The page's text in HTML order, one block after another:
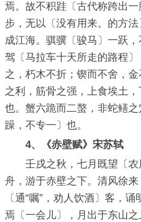
焉。故不积跬〔古代称跨出一
步，无以〔没有用来。的方
成江海。骐骥〔骏马〕一跃
驾〔马拉车十天所走的路程
之，朽木不折；锲而不舍，
之利，筋骨之强，上食埃土
也。蟹六跪而二螯，非蛇鳝
躁，不专一〕也。
4、《赤壁赋》宋苏轼
壬戌之秋，七月既望〔农
舟，游于赤壁之下。清风徐
〔通“嘱”，劝人饮酒〕客，
焉〔一会儿〕，月出于东山